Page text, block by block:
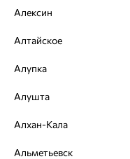
Цвет металла:
Страна происхождения:
Вид вставки:
Бренд: DINASTIA
Вес металла:
Алексин
Алтайское
Алупка
Алушта
Алхан-Кала
Альметьевск